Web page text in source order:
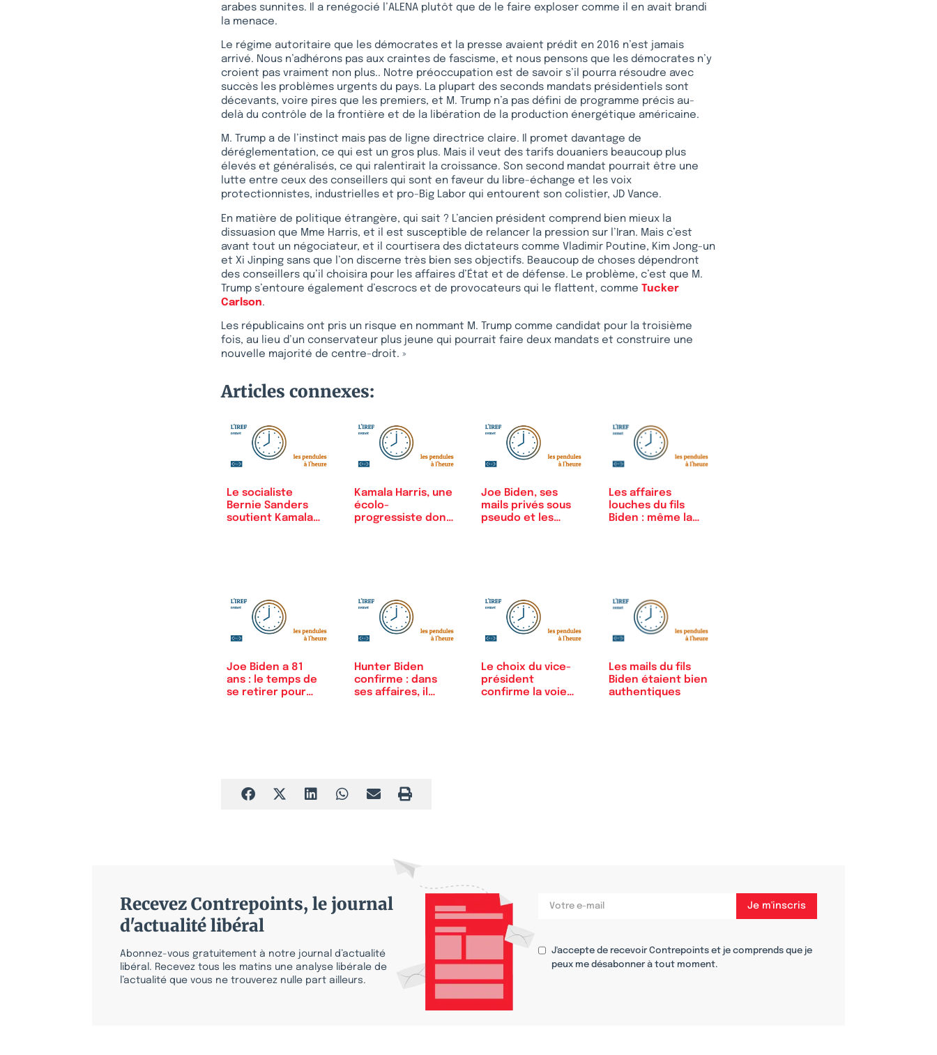
arabes sunnites. Il a renégocié l’ALENA plutôt que de le faire exploser comme il en avait brandi
la menace.
Le régime autoritaire que les démocrates et la presse avaient prédit en 2016 n’est jamais
arrivé. Nous n’adhérons pas aux craintes de fascisme, et nous pensons que les démocrates n’y
croient pas vraiment non plus.. Notre préoccupation est de savoir s’il pourra résoudre avec
succès les problèmes urgents du pays. La plupart des seconds mandats présidentiels sont
décevants, voire pires que les premiers, et M. Trump n’a pas défini de programme précis au-
delà du contrôle de la frontière et de la libération de la production énergétique américaine.
M. Trump a de l’instinct mais pas de ligne directrice claire. Il promet davantage de
déréglementation, ce qui est un gros plus. Mais il veut des tarifs douaniers beaucoup plus
élevés et généralisés, ce qui ralentirait la croissance. Son second mandat pourrait être une
lutte entre ceux des conseillers qui sont en faveur du libre-échange et les voix
protectionnistes, industrielles et pro-Big Labor qui entourent son colistier, JD Vance.
En matière de politique étrangère, qui sait ? L’ancien président comprend bien mieux la
dissuasion que Mme Harris, et il est susceptible de relancer la pression sur l’Iran. Mais c’est
avant tout un négociateur, et il courtisera des dictateurs comme Vladimir Poutine, Kim Jong-un
et Xi Jinping sans que l’on discerne très bien ses objectifs. Beaucoup de choses dépendront
des conseillers qu’il choisira pour les affaires d’État et de défense. Le problème, c’est que M.
Trump s’entoure également d’escrocs et de provocateurs qui le flattent, comme Tucker
Carlson.
Les républicains ont pris un risque en nommant M. Trump comme candidat pour la troisième
fois, au lieu d’un conservateur plus jeune qui pourrait faire deux mandats et construire une
nouvelle majorité de centre-droit. »
Articles connexes:
Le socialiste
Bernie Sanders
soutient Kamala
Kamala Harris, une
écolo-
progressiste dont
Joe Biden, ses
mails privés sous
pseudo et les…
Les affaires
louches du fils
Biden : même la
Joe Biden a 81
ans : le temps de
se retirer pour
Hunter Biden
confirme : dans
ses affaires, il
Le choix du vice-
président
confirme la voie…
Les mails du fils
Biden étaient bien
authentiques
Recevez Contrepoints, le journal
d'actualité libéral
Abonnez-vous gratuitement à notre journal d’actualité
libéral. Recevez tous les matins une analyse libérale de
l’actualité que vous ne trouverez nulle part ailleurs.
J'accepte de recevoir Contrepoints et je comprends que je
peux me désabonner à tout moment.